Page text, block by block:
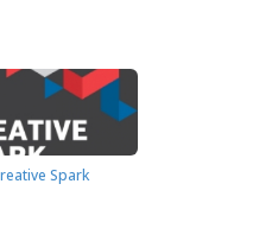
Spark